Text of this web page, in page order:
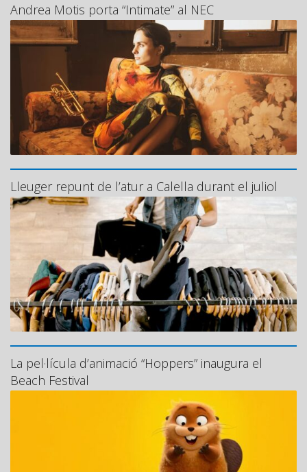
Andrea Motis porta “Intimate” al NEC
Lleuger repunt de l’atur a Calella durant el juliol
La pel·lícula d’animació “Hoppers” inaugura el
Beach Festival